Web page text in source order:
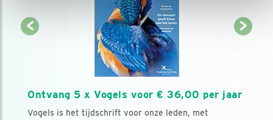
Ontvang 5 x Vogels voor € 36,00 per jaar
Vogels is het tijdschrift voor onze leden, met